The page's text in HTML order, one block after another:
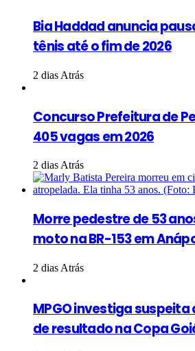
Bia Haddad anuncia
tênis até o fim de 2026
2 dias Atrás
Concurso Prefeitura de
405 vagas em 2026
2 dias Atrás
Morre pedestre de 53
moto na BR-153 em
2 dias Atrás
MPGO investiga
de resultado na Copa